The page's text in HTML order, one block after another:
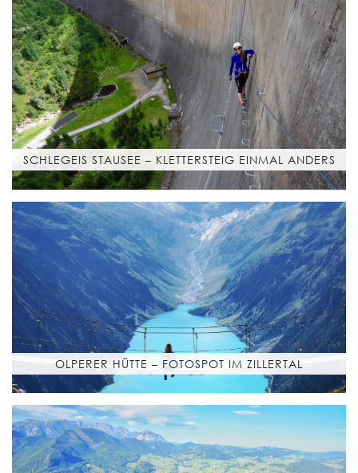
SCHLEGEIS STAUSEE – KLETTERSTEIG EINMAL ANDERS
OLPERER HÜTTE – FOTOSPOT IM ZILLERTAL